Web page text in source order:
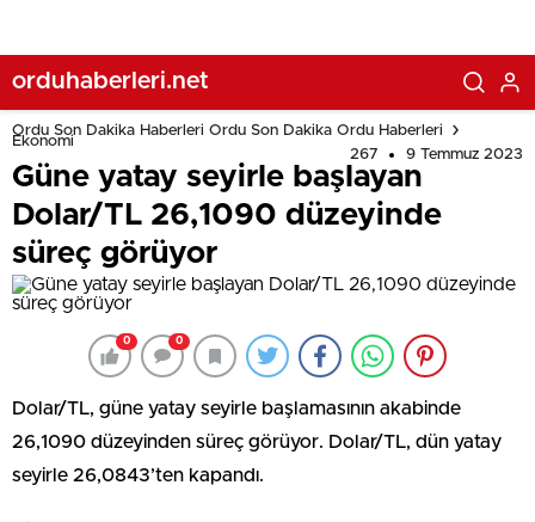
orduhaberleri.net
Ordu Son Dakika Haberleri Ordu Son Dakika Ordu Haberleri
Ekonomi
267
9 Temmuz 2023
Güne yatay seyirle başlayan
Dolar/TL 26,1090 düzeyinde
süreç görüyor
0 0
Dolar/TL, güne yatay seyirle başlamasının akabinde
26,1090 düzeyinden süreç görüyor. Dolar/TL, dün yatay
seyirle 26,0843’ten kapandı.